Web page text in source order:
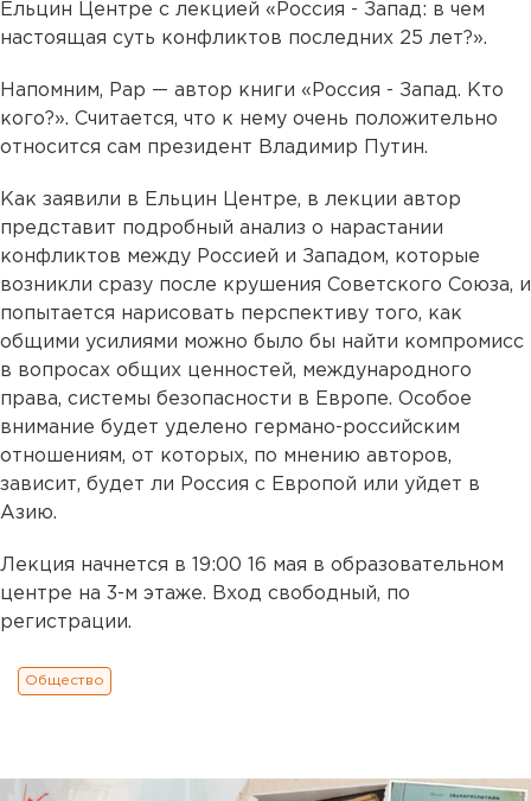
Ельцин Центре с лекцией «Россия - Запад: в чем
настоящая суть конфликтов последних 25 лет?».
Напомним, Рар — автор книги «Россия - Запад. Кто
кого?». Считается, что к нему очень положительно
относится сам президент Владимир Путин.
Как заявили в Ельцин Центре, в лекции автор
представит подробный анализ о нарастании
конфликтов между Россией и Западом, которые
возникли сразу после крушения Советского Союза, и
попытается нарисовать перспективу того, как
общими усилиями можно было бы найти компромисс
в вопросах общих ценностей, международного
права, системы безопасности в Европе. Особое
внимание будет уделено германо-российским
отношениям, от которых, по мнению авторов,
зависит, будет ли Россия с Европой или уйдет в
Азию.
Лекция начнется в 19:00 16 мая в образовательном
центре на 3-м этаже. Вход свободный, по
регистрации.
Общество